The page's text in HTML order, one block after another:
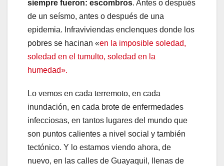
siempre fueron: escombros. Antes o después
de un seísmo, antes o después de una
epidemia. Infraviviendas enclenques donde los
pobres se hacinan «en la imposible soledad,
soledad en el tumulto, soledad en la
humedad».
Lo vemos en cada terremoto, en cada
inundación, en cada brote de enfermedades
infecciosas, en tantos lugares del mundo que
son puntos calientes a nivel social y también
tectónico. Y lo estamos viendo ahora, de
nuevo, en las calles de Guayaquil, llenas de